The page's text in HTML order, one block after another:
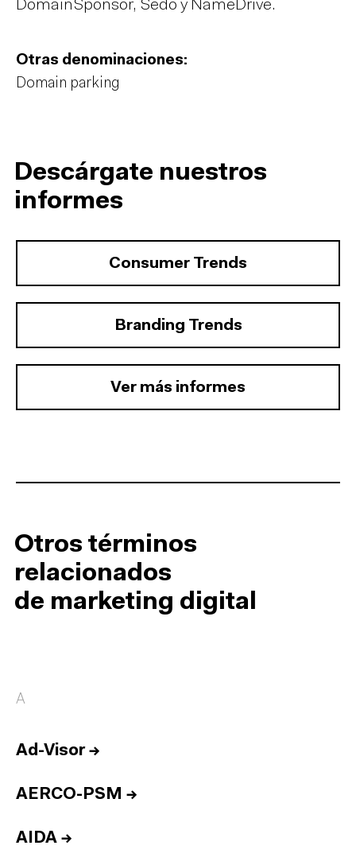
DomainSponsor, Sedo y NameDrive.
Otras denominaciones:
Domain parking
Descárgate nuestros
informes
Consumer Trends
Branding Trends
Ver más informes
Otros términos
relacionados
de marketing digital
A
Ad-Visor→
AERCO-PSM →
AIDA →